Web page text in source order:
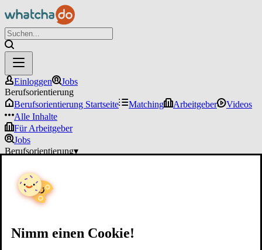
Nimm einen Cookie!
Einloggen
Jobs
Berufsorientierung
Berufsorientierung Startseite
Matching Arbeitgeber
Videos
Alle Inhalte
Für Arbeitgeber
Jobs
Berufsorientierung▾